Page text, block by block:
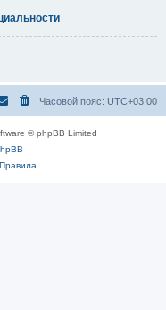
Часовой пояс: UTC+03:00
© phpBB Limited
Правила